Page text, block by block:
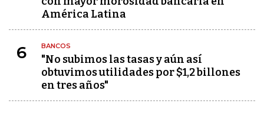
América Latina
6 BANCOS
"No subimos las tasas y aún así
obtuvimos utilidades por $1,2 billones
en tres años"